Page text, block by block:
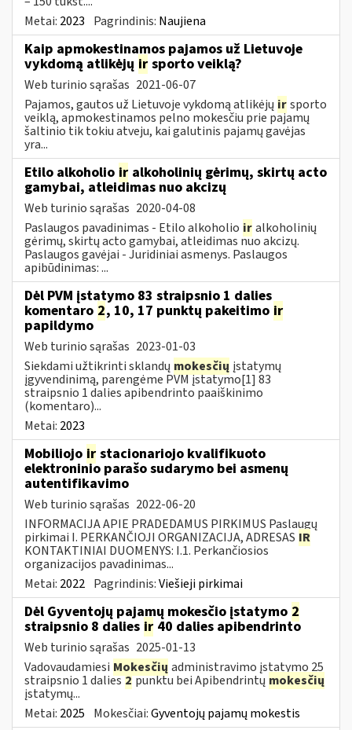
Metai: 2023 Pagrindinis: Naujiena
Kaip apmokestinamos pajamos už Lietuvoje
vykdomą atlikėjų ir sporto veiklą?
Web turinio sąrašas 2021-06-07
Pajamos, gautos už Lietuvoje vykdomą atlikėjų irsporto
veiklą, apmokestinamos pelno mokesčiu prie pajamų
šaltinio tik tokiu atveju, kai galutinis pajamų gavėjas
yra...
Etilo alkoholio ir alkoholinių gėrimų, skirtų acto
gamybai, atleidimas nuo akcizų
Web turinio sąrašas 2020-04-08
Paslaugos pavadinimas - Etilo alkoholio iralkoholinių
gėrimų, skirtų acto gamybai, atleidimas nuo akcizų.
Paslaugos gavėjai - Juridiniai asmenys. Paslaugos
apibūdinimas: ...
Dėl PVM įstatymo 83 straipsnio 1 dalies
komentaro 2, 10, 17 punktų pakeitimo ir
papildymo
Web turinio sąrašas 2023-01-03
Siekdami užtikrinti sklandų mokesčių įstatymų
įgyvendinimą, parengėme PVM įstatymo[1] 83
straipsnio 1 dalies apibendrinto paaiškinimo
(komentaro)...
Metai: 2023
Mobiliojo ir stacionariojo kvalifikuoto
elektroninio parašo sudarymo bei asmenų
autentifikavimo
Web turinio sąrašas 2022-06-20
INFORMACIJA APIE PRADEDAMUS PIRKIMUS Paslaugų
pirkimai I. PERKANČIOJI ORGANIZACIJA, ADRESAS IR
KONTAKTINIAI DUOMENYS: I.1. Perkančiosios
organizacijos pavadinimas...
Metai: 2022 Pagrindinis:Viešieji pirkimai
Dėl Gyventojų pajamų mokesčio įstatymo 2
straipsnio 8 dalies ir 40 dalies apibendrinto
Web turinio sąrašas 2025-01-13
Vadovaudamiesi Mokesčių administravimo įstatymo 25
straipsnio 1 dalies2punktu bei Apibendrintų mokesčių
įstatymų...
Metai: 2025 Mokesčiai:Gyventojų pajamų mokestis